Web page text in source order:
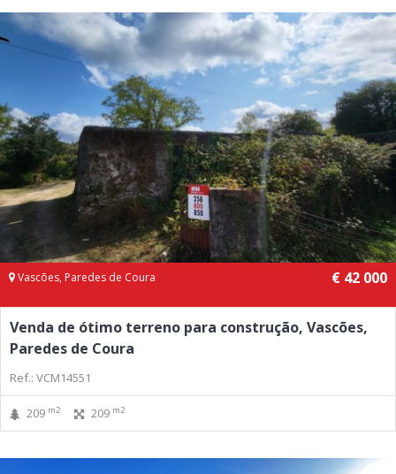
Vascões, Paredes de Coura € 42 000
Venda de ótimo terreno para construção, Vascões,
Paredes de Coura
Ref.: VCM14551
209 m2 209 m2